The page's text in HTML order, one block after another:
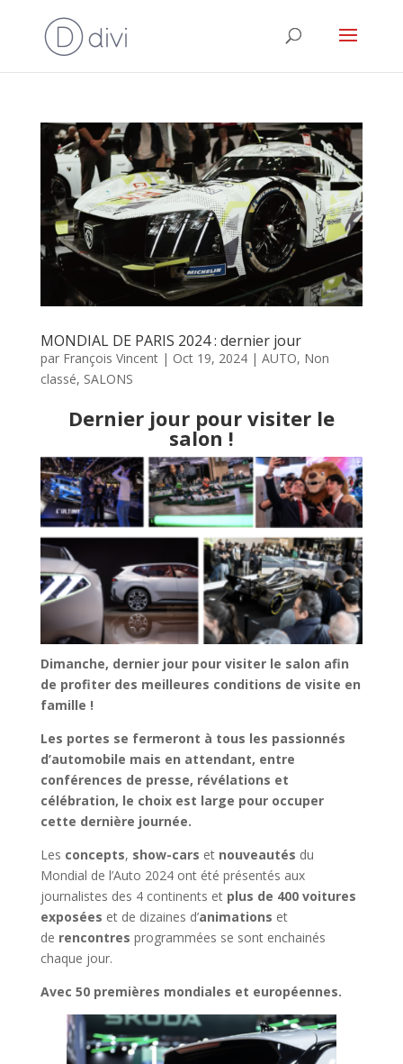
MONDIAL DE PARIS 2024 : dernier jour
par François Vincent| Oct 19, 2024| AUTO, Non
classé, SALONS
Dernier jour pour visiter le
salon !
Dimanche, dernier jour pour visiter le salon afin
de profiter des meilleures conditions de visite en
famille !
Les portes se fermeront à tous les passionnés
d’automobile mais en attendant, entre
conférences de presse, révélations et
célébration, le choix est large pour occuper
cette dernière journée.
Les concepts, show-cars et nouveautés du
Mondial de l’Auto 2024 ont été présentés aux
journalistes des 4 continents et plus de 400 voitures
exposées et de dizaines d’animations et
de rencontres programmées se sont enchainés
chaque jour.
Avec 50 premières mondiales et européennes.